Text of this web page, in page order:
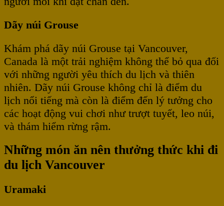
Dãy núi Grouse
Khám phá dãy núi Grouse tại Vancouver,
Canada là một trải nghiệm không thể bỏ qua đối
với những người yêu thích du lịch và thiên
nhiên. Dãy núi Grouse không chỉ là điểm du
lịch nổi tiếng mà còn là điểm đến lý tưởng cho
các hoạt động vui chơi như trượt tuyết, leo núi,
và thám hiểm rừng rậm.
Những món ăn nên thưởng thức khi đi
du lịch Vancouver
Uramaki